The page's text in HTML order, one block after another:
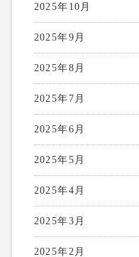
2025年10月
2025年9月
2025年8月
2025年7月
2025年6月
2025年5月
2025年4月
2025年3月
2025年2月